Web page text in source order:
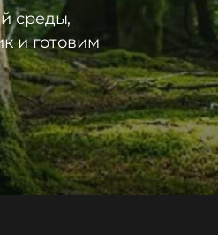
среды,
и готовим